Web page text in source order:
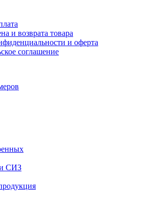
и возврата товара
и оферта
соглашение
СИЗ